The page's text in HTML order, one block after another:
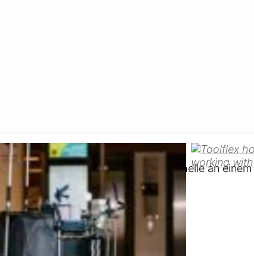
x T100 mm). Wird mit einer Rohrschelle an